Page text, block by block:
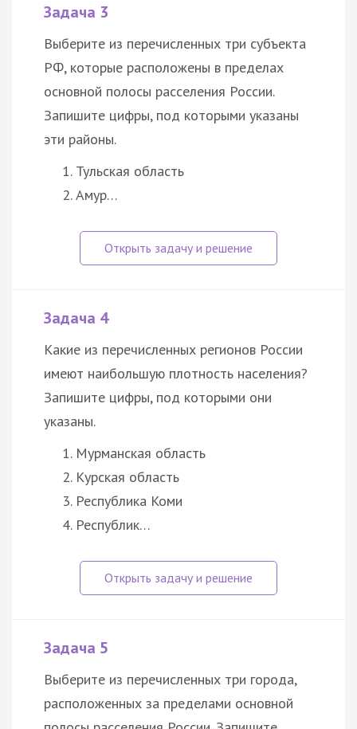
Задача 3
Выберите из перечисленных три субъекта
РФ, которые расположены в пределах
основной полосы расселения России.
Запишите цифры, под которыми указаны
эти районы.
Тульская область
Амур…
Задача 4
Какие из перечисленных регионов России
имеют наибольшую плотность населения?
Запишите цифры, под которыми они
указаны.
Мурманская область
Курская область
Республика Коми
Республик…
Задача 5
Выберите из перечисленных три города,
расположенных за пределами основной